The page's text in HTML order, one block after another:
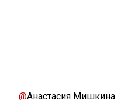
@Анастасия Мишкина